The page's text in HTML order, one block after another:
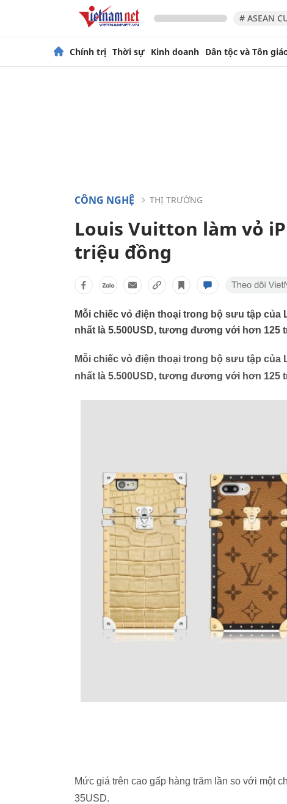
# ASEAN
Chính trị Thời sự Kinh doanh Dân tộc và Tôn
CÔNG NGHỆ THỊ TRƯỜNG
Louis Vuitton làm vỏ
triệu đồng
Mỗi chiếc vỏ điện thoại trong bộ sưu tập của
nhất là 5.500USD, tương đương với hơn 125
Mỗi chiếc vỏ điện thoại trong bộ sưu tập của
nhất là 5.500USD, tương đương với hơn 125
Mức giá trên cao gấp hàng trăm lần so với một
35USD.